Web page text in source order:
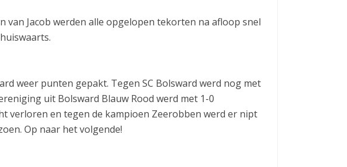
van Jacob werden alle opgelopen tekorten na afloop snel
weer punten gepakt. Tegen SC Bolsward werd nog met
uit Bolsward Blauw Rood werd met 1-0
verloren en tegen de kampioen Zeerobben werd er nipt
Op naar het volgende!